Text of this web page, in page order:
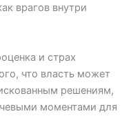
врагов внутри
и страх
что власть может
решениям,
моментами для